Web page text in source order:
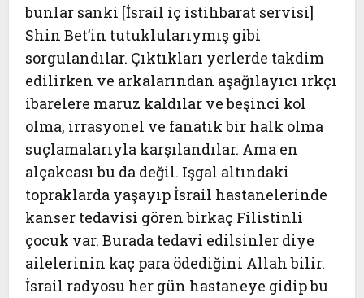
bunlar sanki [İsrail iç istihbarat servisi]
Shin Bet’in tutuklularıymış gibi
sorgulandılar. Çıktıkları yerlerde takdim
edilirken ve arkalarından aşağılayıcı ırkçı
ibarelere maruz kaldılar ve beşinci kol
olma, irrasyonel ve fanatik bir halk olma
suçlamalarıyla karşılandılar. Ama en
alçakcası bu da değil. Işgal altındaki
topraklarda yaşayıp İsrail hastanelerinde
kanser tedavisi gören birkaç Filistinli
çocuk var. Burada tedavi edilsinler diye
ailelerinin kaç para ödediğini Allah bilir.
İsrail radyosu her gün hastaneye gidip bu